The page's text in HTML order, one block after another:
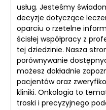
usług. Jesteśmy
decyzje dotyczące
oparciu o rzetelne
ścisłej współpracy z
tej dziedzinie. Nasza
porównywanie
możesz dokładnie
pacjentów oraz
kliniki. Onkologia to
troski i precyzyjnego